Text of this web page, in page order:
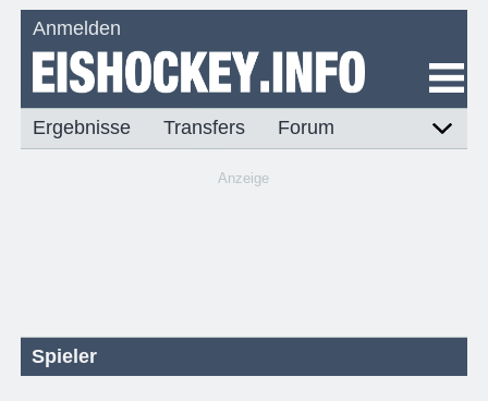
Anmelden
Ergebnisse Transfers Forum
Anzeige
Spieler